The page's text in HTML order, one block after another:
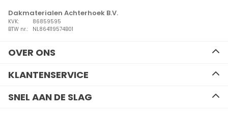
Dakmaterialen Achterhoek B.V.
KVK:
86859595
BTW nr.:
NL864119574B01
OVER ONS
Ons team
Advies
Disclaimer
KLANTENSERVICE
Zakelijk bestellen
SNEL AAN DE SLAG